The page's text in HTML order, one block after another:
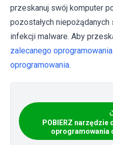
przeskanuj swój komputer
pozostałych
infekcji malware. Aby
zalecanego
oprogramowania.
POBIERZ narzędzie
oprogramowania